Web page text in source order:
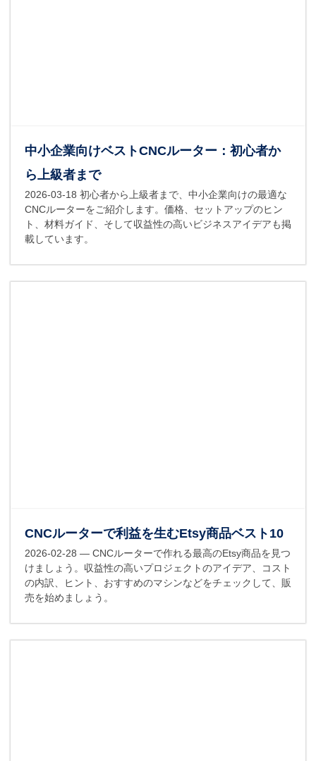
中小企業向けベストCNCルーター：初心者か
ら上級者まで
2026-03-18 初心者から上級者まで、中小企業向けの最適な
CNCルーターをご紹介します。価格、セットアップのヒン
ト、材料ガイド、そして収益性の高いビジネスアイデアも掲
載しています。
CNCルーターで利益を生むEtsy商品ベスト10
2026-02-28 — CNCルーターで作れる最高のEtsy商品を見つ
けましょう。収益性の高いプロジェクトのアイデア、コスト
の内訳、ヒント、おすすめのマシンなどをチェックして、販
売を始めましょう。